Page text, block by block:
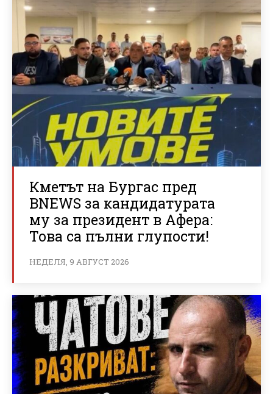
Кметът на Бургас пред
BNEWS за кандидатурата
му за президент в Афера:
Това са пълни глупости!
НЕДЕЛЯ, 9 АВГУСТ 2026